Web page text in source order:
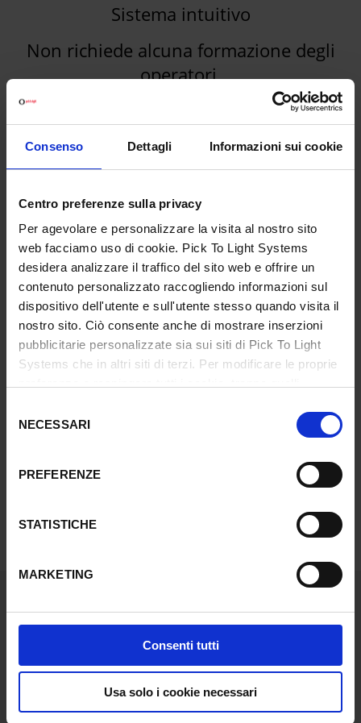
Consenso Dettagli Informazioni sui cookie
Centro preferenze sulla privacy
Per agevolare e personalizzare la visita al nostro sito
web facciamo uso di cookie. Pick To Light Systems
desidera analizzare il traffico del sito web e offrire un
contenuto personalizzato raccogliendo informazioni sul
dispositivo dell'utente e sull'utente stesso quando visita il
nostro sito. Ciò consente anche di mostrare inserzioni
pubblicitarie personalizzate sia sui siti di Pick To Light
Systems che in altri siti di terzi. Per modificare le proprie
preferenze".
delNECESSARI
PREFERENZE
STATISTICHE
MARKETING
Consenti tutti
Usa solo i cookie necessari
Sistema intuitivo
Non richiede alcuna formazione degli
operatori.
Ritorno veloce dell’investimento
Redditizio ed economicamente
vantaggioso.
CARATTERISTICHE